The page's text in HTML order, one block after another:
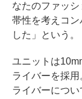
なたのファッ
帯性を考えコ
した」という。
ユニットは
ライバーを採
ライバーにつ